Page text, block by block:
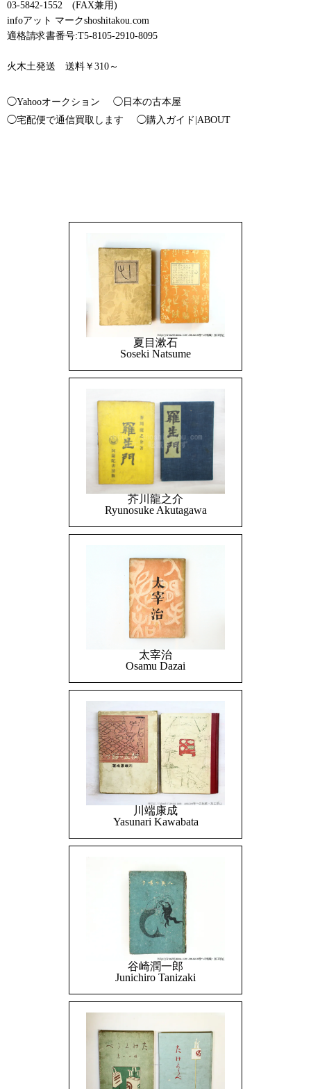
03-5842-1552 (FAX兼用)
infoアット マークshoshitakou.com
適格請求書番号:T5-8105-2910-8095
火木土発送 送料￥310～
◯Yahooオークション
◯日本の古本屋
◯宅配便で通信買取します
◯購入ガイド|ABOUT
夏目漱石
Soseki Natsume
芥川龍之介
Ryunosuke Akutagawa
太宰治
Osamu Dazai
川端康成
Yasunari Kawabata
谷崎潤一郎
Junichiro Tanizaki